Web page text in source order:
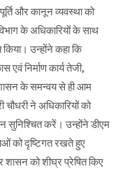
और कानून व्यवस्था को
के अधिकारियों के साथ
उन्होंने कहा कि
एवं निर्माण कार्य तेजी,
के समन्वय से ही आम
ने अधिकारियों को
सुनिश्चित करें। उन्होंने डीएम
को दृष्टिगत रखते हुए
शासन को शीघ्र प्रेषित किए